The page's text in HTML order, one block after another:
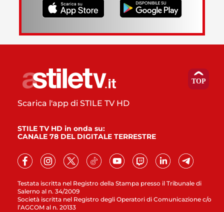
Testata iscritta nel Registro della Stampa presso il Tribunale di
Salerno al n. 34/2009
Società iscritta nel Registro degli Operatori di Comunicazione c/o
l’AGCOM al n. 20133
Scarica l'app di STILE TV HD
STILE TV HD in onda su:
CANALE 78 DEL DIGITALE TERRESTRE